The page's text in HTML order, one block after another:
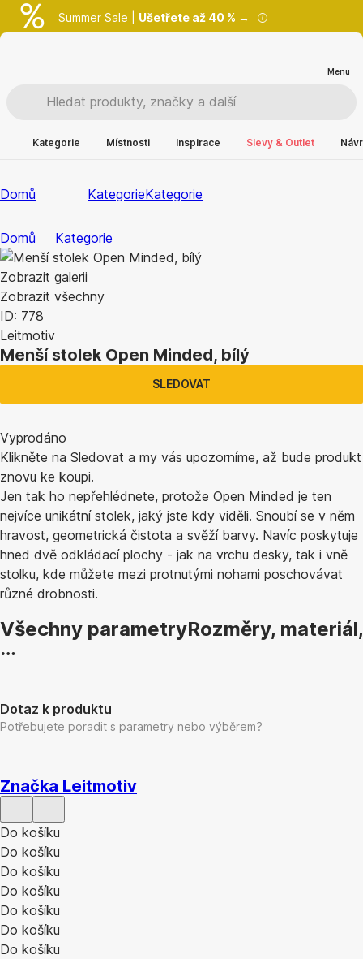
Summer Sale | Ušetřete až 40 % →
Menu
Kategorie Místnosti Inspirace Slevy & Outlet
Domů KategorieKategorie
Domů Kategorie
Zobrazit galerii
Zobrazit všechny
ID: 778
Leitmotiv
Menší stolek Open Minded, bílý
SLEDOVAT
Vyprodáno
Klikněte na Sledovat a my vás upozorníme, až bude produkt
znovu ke koupi.
Jen tak ho nepřehlédnete, protože Open Minded je ten
nejvíce unikátní stolek, jaký jste kdy viděli. Snoubí se v něm
hravost, geometrická čistota a svěží barvy. Navíc poskytuje
hned dvě odkládací plochy - jak na vrchu desky, tak i vně
stolku, kde můžete mezi protnutými nohami poschovávat
různé drobnosti.
Všechny parametryRozměry, materiál,
…
Dotaz k produktu
Potřebujete poradit s parametry nebo výběrem?
Značka Leitmotiv
Do košíku
Do košíku
Do košíku
Do košíku
Do košíku
Do košíku
Do košíku